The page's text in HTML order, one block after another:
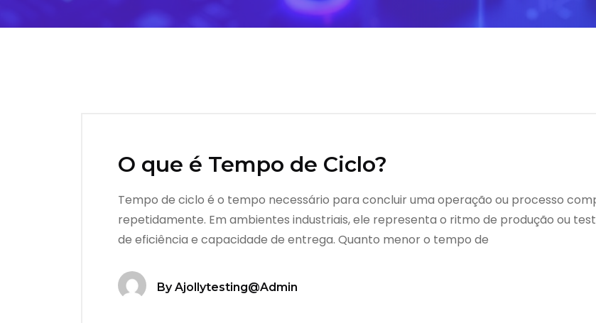
O que é Tempo de Ciclo?
Tempo de ciclo é o tempo necessário para concluir uma operação ou processo
repetidamente. Em ambientes industriais, ele representa o ritmo de produção ou
de eficiência e capacidade de entrega. Quanto menor o tempo de
ByAjollytesting@admin